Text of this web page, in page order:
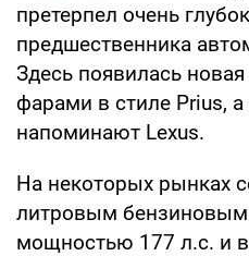
претерпел очень
предшественника
Здесь появилась
фарами в стиле Prius,
напоминают Lexus.
На некоторых рынках
литровым бензиновым
мощностью 177 л.с. и